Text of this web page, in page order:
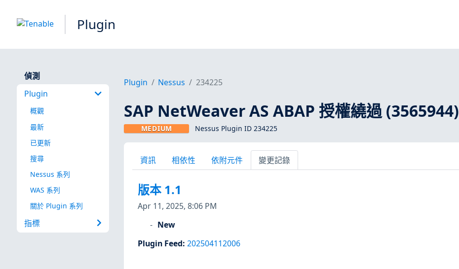
Plugin
偵測
Plugin
概觀
最新
已更新
搜尋
Nessus 系列
WAS 系列
關於 Plugin 系列
指標
Plugin Nessus 234225
SAP NetWeaver AS ABAP 授權繞過 (3565944)
MEDIUM Nessus Plugin ID 234225
資訊 相依性 依附元件 變更記錄
版本 1.1
Apr 11, 2025, 8:06 PM
New
Plugin Feed: 202504112006